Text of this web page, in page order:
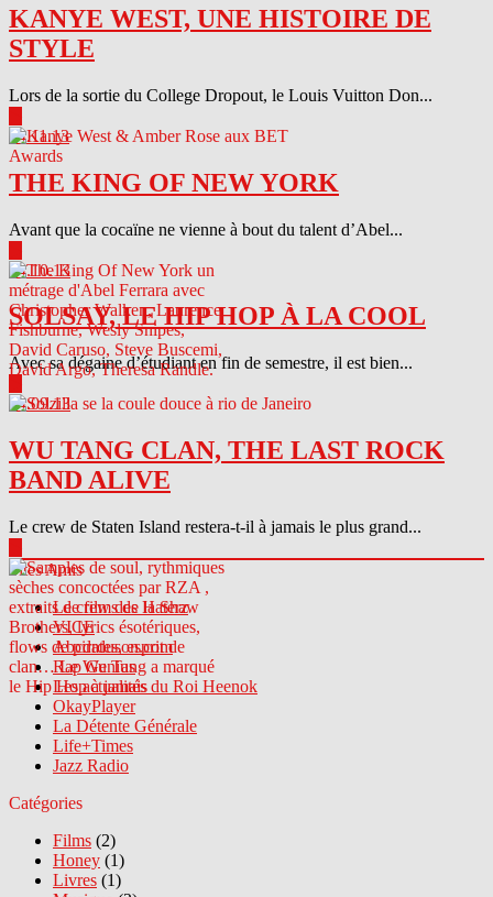
KANYE WEST, UNE HISTOIRE DE
STYLE
Lors de la sortie du College Dropout, le Louis Vuitton Don...
04.11.13
THE KING OF NEW YORK
Avant que la cocaïne ne vienne à bout du talent d’Abel...
04.10.13
SOLSAY, LE HIP HOP À LA COOL
Avec sa dégaine d’étudiant en fin de semestre, il est bien...
04.09.13
WU TANG CLAN, THE LAST ROCK
BAND ALIVE
Le crew de Staten Island restera-t-il à jamais le plus grand...
Sites Amis
Le crew des Haterz
VICE
Abcdrduson.com
Rap Genius
Les actualités du Roi Heenok
OkayPlayer
La Détente Générale
Life+Times
Jazz Radio
Catégories
Films (2)
Honey (1)
Livres (1)